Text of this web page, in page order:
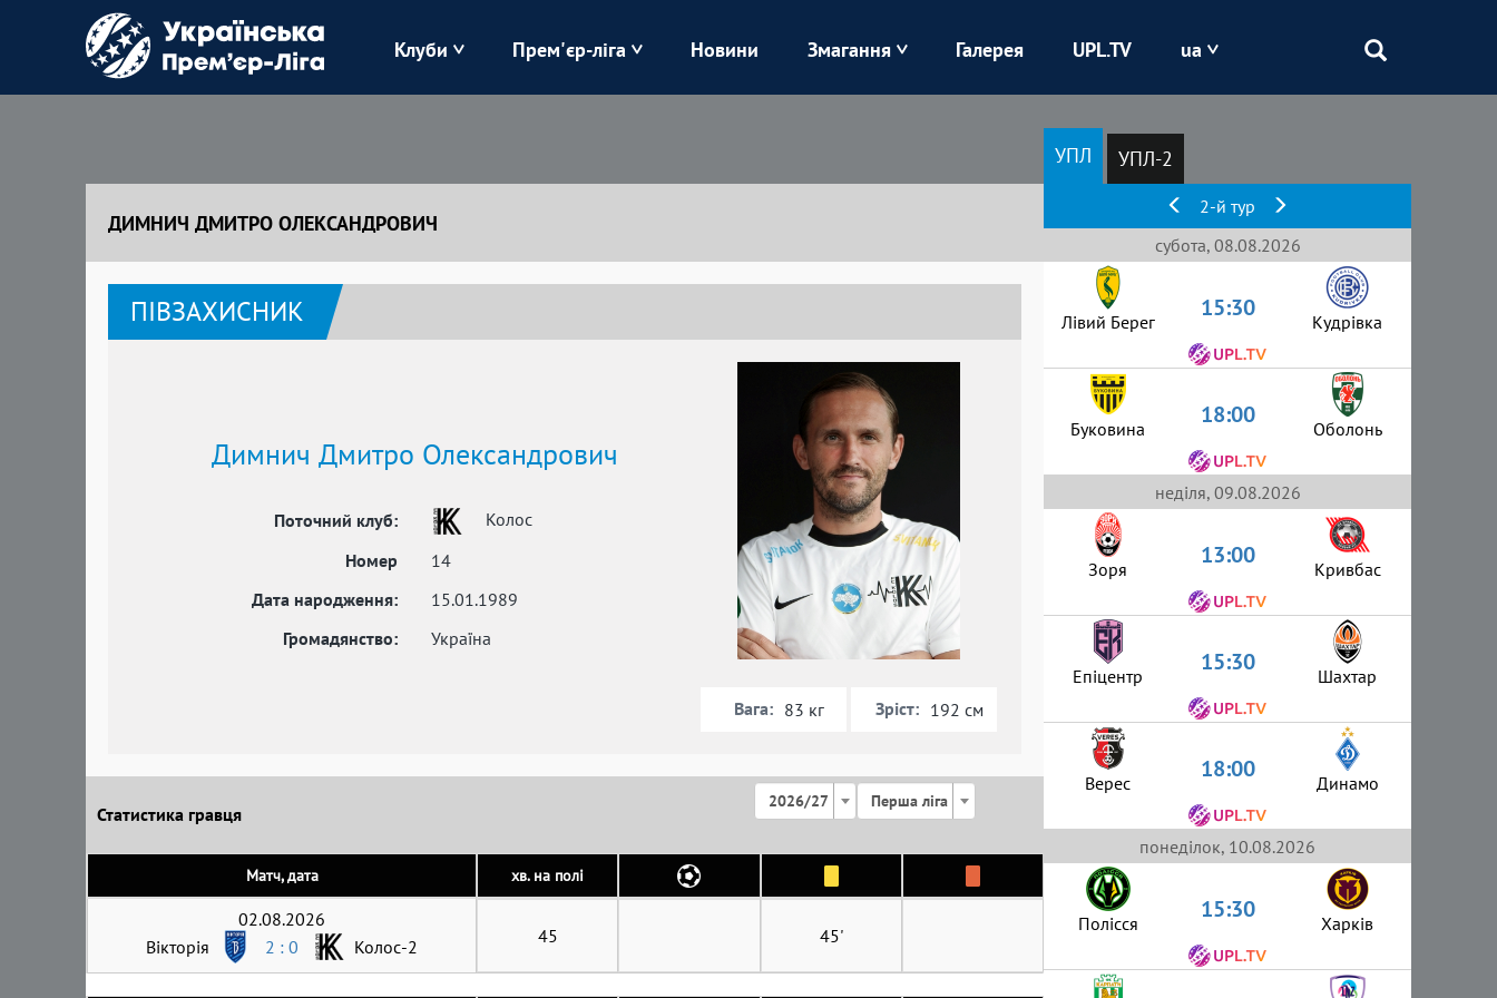
Клуби
Зоря Карпати Колос Кривбас
Оболонь
Полісся
Прем'єр-ліга Новини Змагання Галерея UPL.TV ua
ДИМНИЧ ДМИТРО ОЛЕКСАНДРОВИЧ
ПІВЗАХИСНИК
Димнич Дмитро Олександрович
Поточний клуб:
Колос
Номер
14
Дата народження:
15.01.1989
Громадянство:
Україна
Вага: 83 кг Зріст: 192 см
Статистика гравця
2026/27 Перша ліга
Матч, дата хв. на полі
02.08.2026
Вікторія
2 : 0 Колос-2 45 45'
УПЛ УПЛ-2
2-й тур
субота, 08.08.2026
Лівий Берег 15:30 Кудрівка
Буковина 18:00 Оболонь
неділя, 09.08.2026
Зоря 13:00 Кривбас
Епіцентр 15:30 Шахтар
Верес 18:00 Динамо
понеділок, 10.08.2026
Полісся 15:30 Харків